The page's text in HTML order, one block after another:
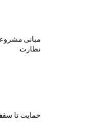
مبانی
نظارت